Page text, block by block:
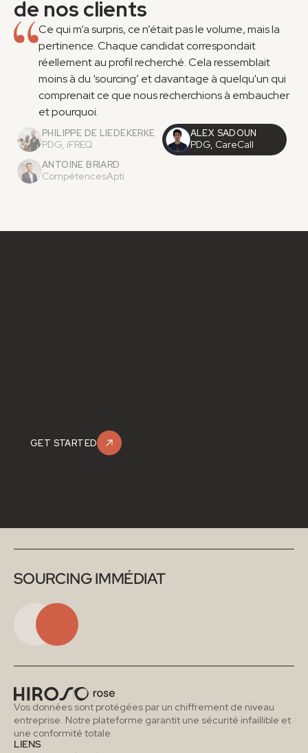
de nos clients
Ce qui m’a surpris, ce n’était pas le volume, mais la
pertinence. Chaque candidat correspondait
réellement au profil recherché. Cela ressemblait
moins à du ‘sourcing’ et davantage à quelqu'un qui
comprenait ce que nous recherchions à embaucher
et pourquoi.
PHILIPPE DE LIEDEKERKE
PDG, iFREQ
ALEX SADOUN
PDG, CareCall
ANTOINE BRIARD
CompétencesApti
GET STARTED
SOURCING IMMÉDIAT
Vos données sont protégées par un chiffrement de niveau
entreprise. Notre plateforme garantit une sécurité infaillible et
une conformité totale.
LIENS